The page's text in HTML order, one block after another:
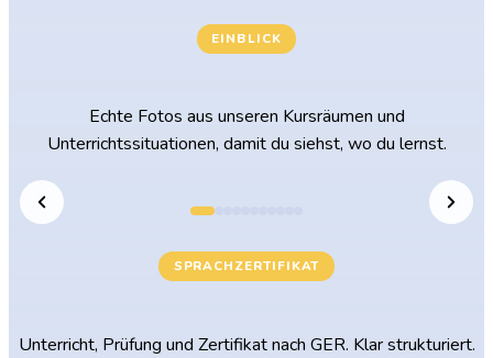
EINBLICK
Echte Fotos aus unseren Kursräumen und
Unterrichtssituationen, damit du siehst, wo du lernst.
SPRACHZERTIFIKAT
Unterricht, Prüfung und Zertifikat nach GER. Klar strukturiert.